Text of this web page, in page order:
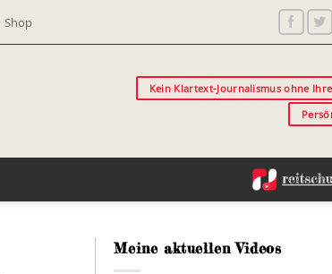
Shop
Kein Klartext-Journalismus ohne
Meine aktuellen Videos